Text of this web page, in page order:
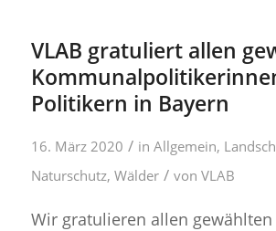
VLAB gratuliert allen
Politikern in Bayern
16. März 2020 / in Allgemein,
Naturschutz, Wälder / von VLAB
Wir gratulieren allen gewählten